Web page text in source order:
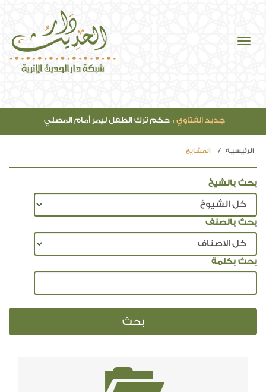
جديد الفتاوي : حكم ترك الطفل ليمر أمام المصلي
الرئيسيـة المشايخ
بحث بالشيخ
بحث بالصنف
بحث بكلمة